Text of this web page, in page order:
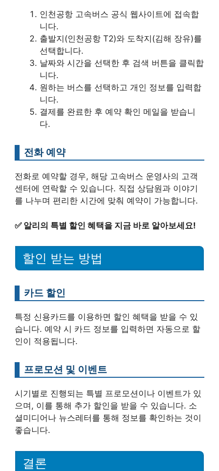
인천공항 고속버스 공식 웹사이트에 접속합
니다.
출발지(인천공항 T2)와 도착지(김해 장유)를
선택합니다.
날짜와 시간을 선택한 후 검색 버튼을 클릭합
니다.
원하는 버스를 선택하고 개인 정보를 입력합
니다.
결제를 완료한 후 예약 확인 메일을 받습니
다.
전화 예약
전화로 예약할 경우, 해당 고속버스 운영사의 고객
센터에 연락할 수 있습니다. 직접 상담원과 이야기
를 나누며 편리한 시간에 맞춰 예약이 가능합니다.
✅ 알리의 특별 할인 혜택을 지금 바로 알아보세요!
할인 받는 방법
카드 할인
특정 신용카드를 이용하면 할인 혜택을 받을 수 있
습니다. 예약 시 카드 정보를 입력하면 자동으로 할
인이 적용됩니다.
프로모션 및 이벤트
시기별로 진행되는 특별 프로모션이나 이벤트가 있
으며, 이를 통해 추가 할인을 받을 수 있습니다. 소
셜미디어나 뉴스레터를 통해 정보를 확인하는 것이
좋습니다.
결론